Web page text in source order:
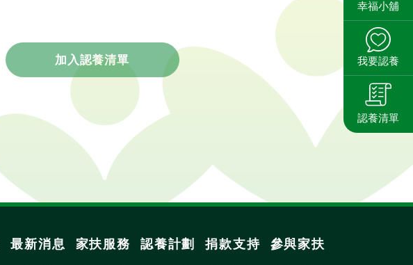
加入認養清單
最新消息 家扶服務 認養計劃 捐款支持 參與家扶
幸福小舖
我要認養
認養清單